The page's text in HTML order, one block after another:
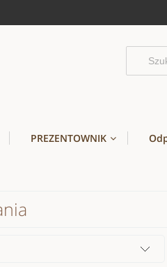
PREZENTOWNIK